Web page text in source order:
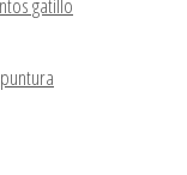
utilización.